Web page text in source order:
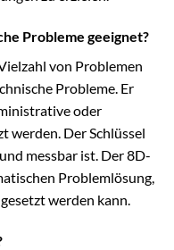
Probleme geeignet?
von Problemen
Probleme. Er
oder
werden. Der Schlüssel
messbar ist. Der 8D-
Problemlösung,
werden kann.